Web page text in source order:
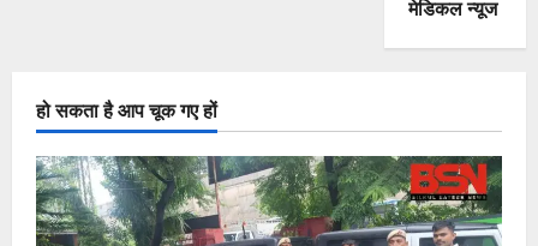
मेडिकल न्यूज
हो सकता है आप चूक गए हों